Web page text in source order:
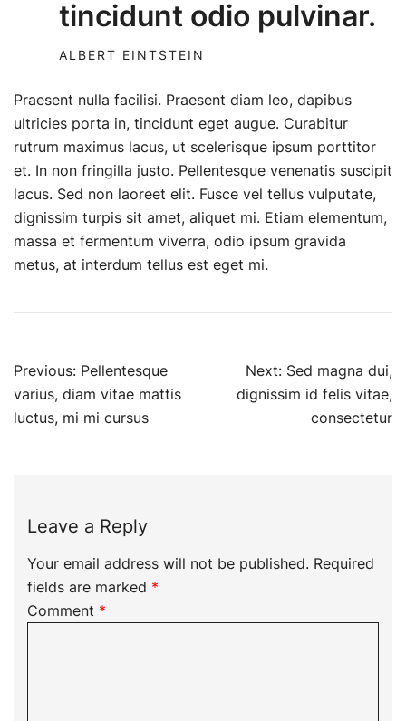
tincidunt odio pulvinar.
ALBERT EINTSTEIN
Praesent nulla facilisi. Praesent diam leo, dapibus
ultricies porta in, tincidunt eget augue. Curabitur
rutrum maximus lacus, ut scelerisque ipsum porttitor
et. In non fringilla justo. Pellentesque venenatis suscipit
lacus. Sed non laoreet elit. Fusce vel tellus vulputate,
dignissim turpis sit amet, aliquet mi. Etiam elementum,
massa et fermentum viverra, odio ipsum gravida
metus, at interdum tellus est eget mi.
Post
navigation
Previous: Pellentesque
varius, diam vitae mattis
luctus, mi mi cursus
Next: Sed magna dui,
dignissim id felis vitae,
consectetur
Leave a Reply
Your email address will not be published. Required
fields are marked *
Comment *